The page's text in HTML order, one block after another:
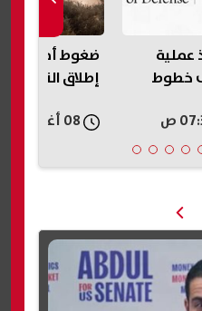
لوقف
«عار وطني»..
على حكم وقف